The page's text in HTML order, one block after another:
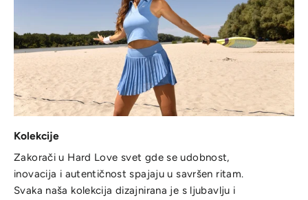
Kolekcije
Zakorači u Hard Love svet gde se udobnost,
inovacija i autentičnost spajaju u savršen ritam.
Svaka naša kolekcija dizajnirana je s ljubavlju i